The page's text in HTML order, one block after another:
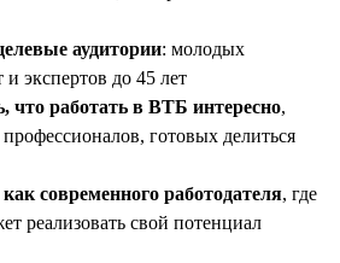
аудитории: молодых
и экспертов до 45 лет
что работать в ВТБ интересно,
готовых делиться
современного работодателя, где
реализовать свой потенциал